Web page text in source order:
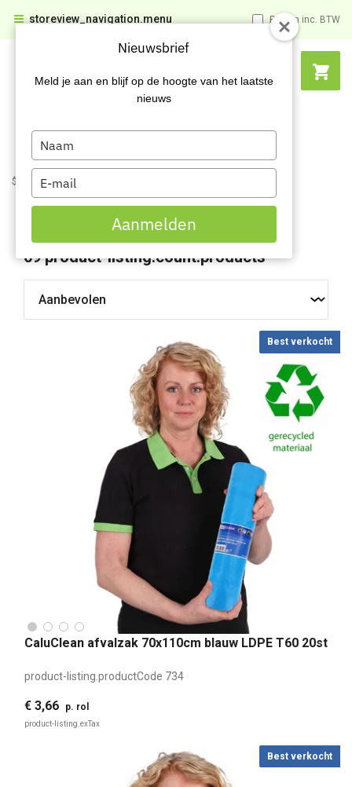
Prijzen inc. BTW
storeview_navigation.menu
$name $name
Vuilniszakken
69 product-listing.count.products
Best verkocht
CaluClean afvalzak 70x110cm blauw LDPE T60 20st
product-listing.productCode 734
€ 3,66 p. rol
product-listing.exTax
Best verkocht
Nieuwsbrief
Meld je aan en blijf op de hoogte van het laatste
nieuws
Type
your
name
Type
your
email
Aanmelden